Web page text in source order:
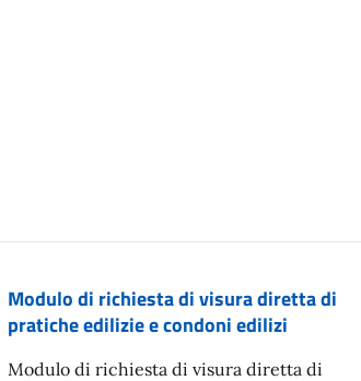
Modulo di richiesta di visura diretta di
pratiche edilizie e condoni edilizi
Modulo di richiesta di visura diretta di